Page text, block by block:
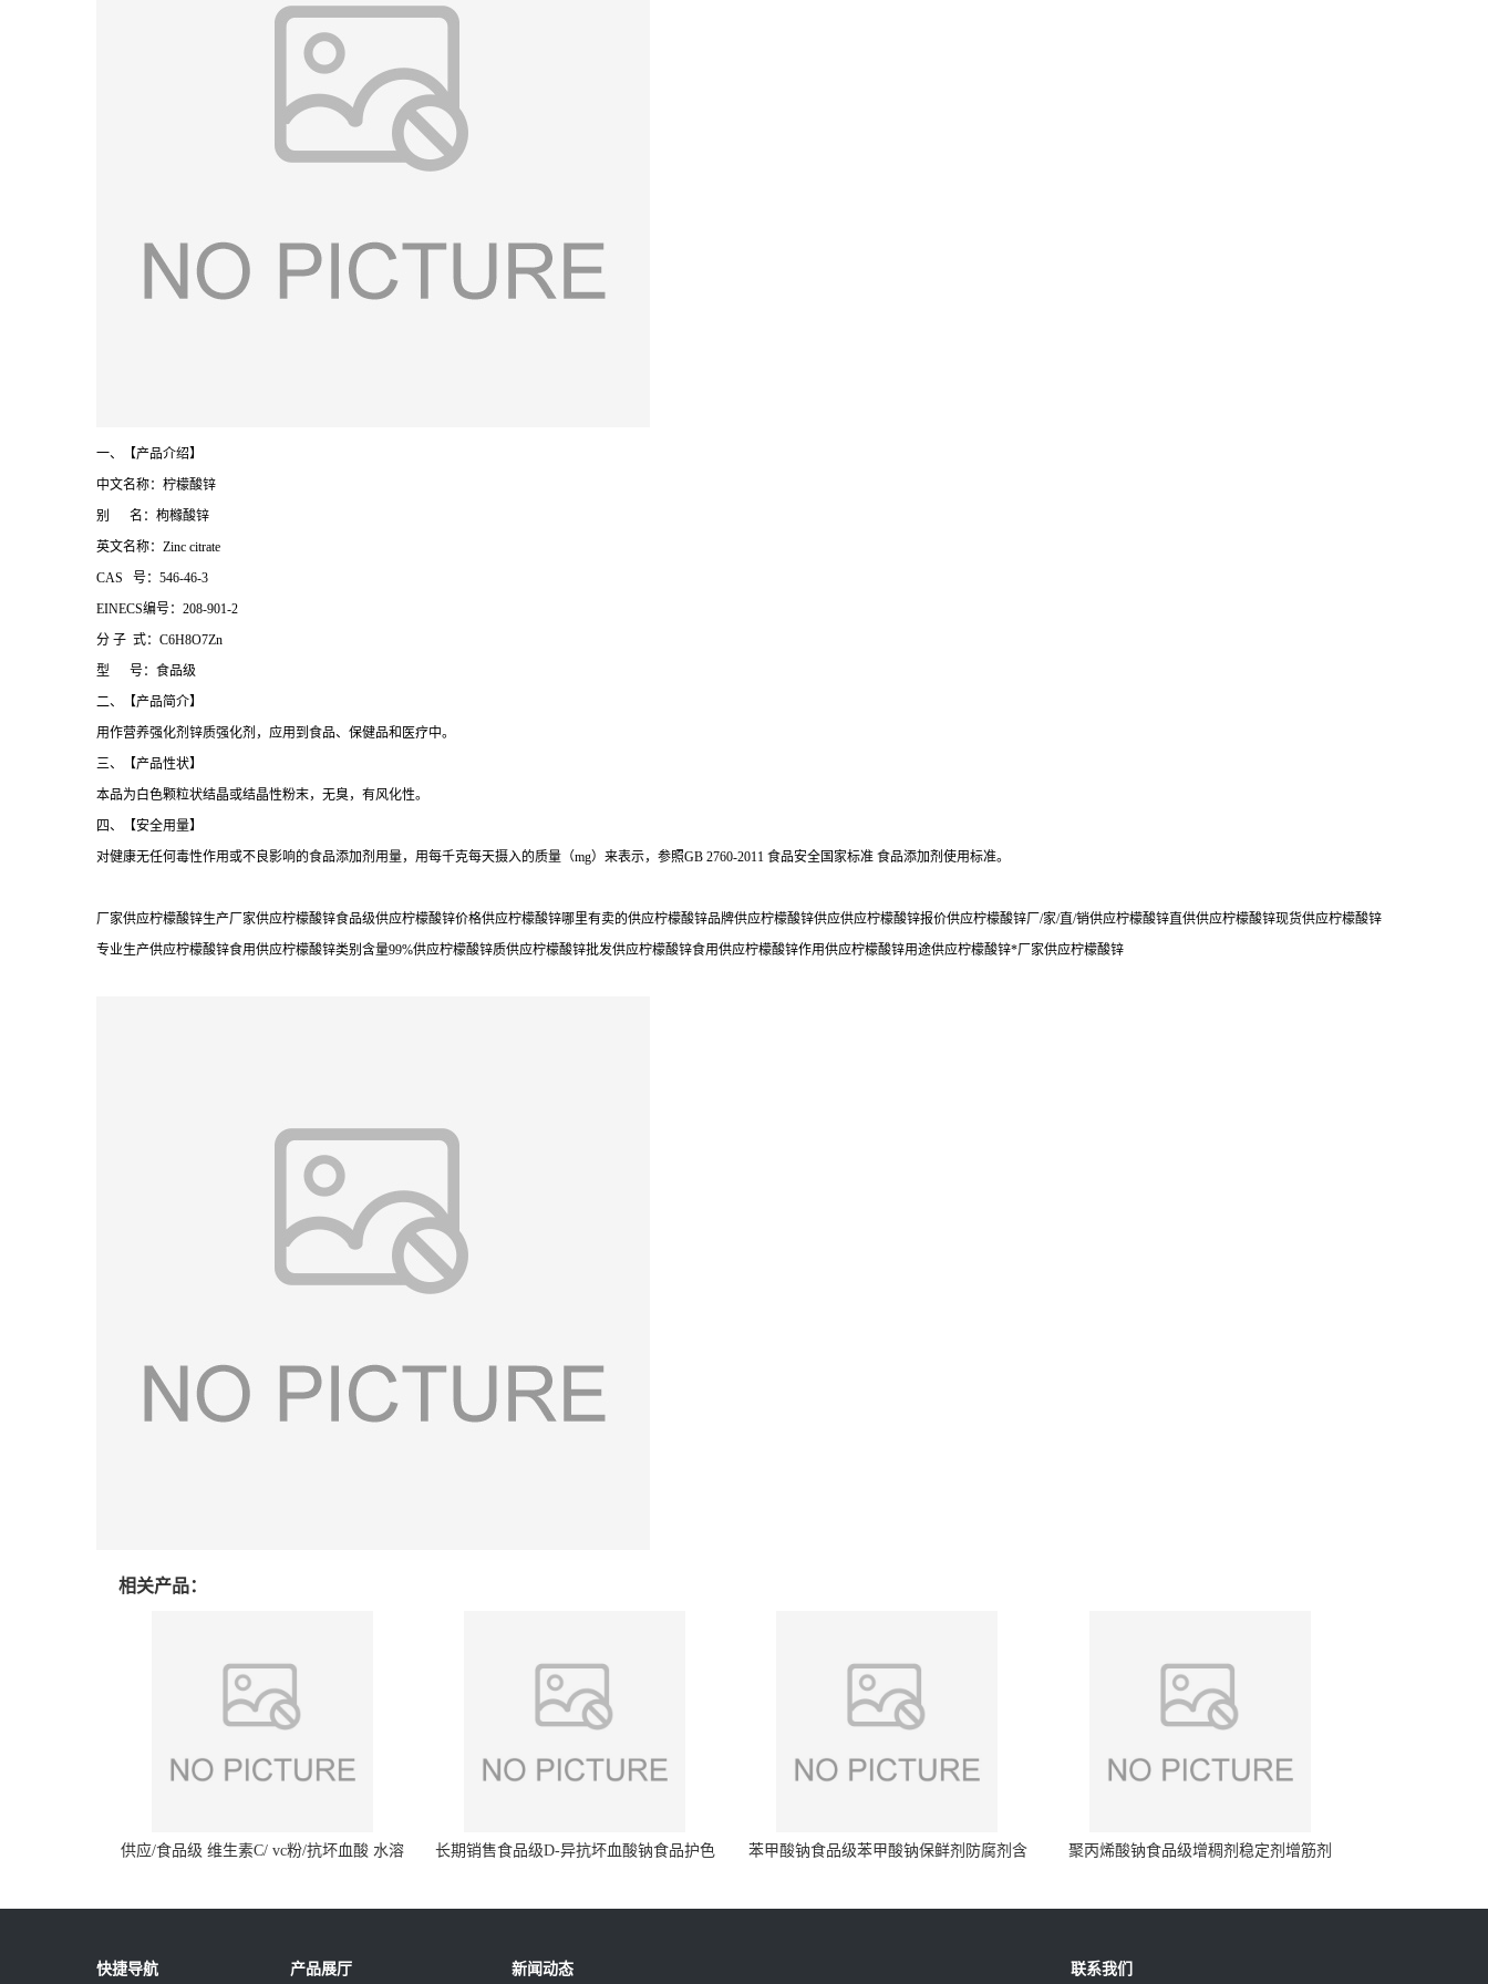
一、【产品介绍】
中文名称：柠檬酸锌
别 名：枸橼酸锌
英文名称：Zinc citrate
CAS 号：546-46-3
EINECS编号：208-901-2
分 子 式：C6H8O7Zn
型 号：食品级
二、【产品简介】
用作营养强化剂锌质强化剂，应用到食品、保健品和医疗中。
三、【产品性状】
本品为白色颗粒状结晶或结晶性粉末，无臭，有风化性。
四、【安全用量】
对健康无任何毒性作用或不良影响的食品添加剂用量，用每千克每天摄入的质量（mg）来表示，参照GB 2760-2011 食品安全国家标准 食品添加剂使用标准。
厂家供应柠檬酸锌生产厂家供应柠檬酸锌食品级供应柠檬酸锌价格供应柠檬酸锌哪里有卖的供应柠檬酸锌品牌供应柠檬酸锌供应供应柠檬酸锌报价供应柠檬酸锌厂/家/直/销供应柠檬酸锌直供供应柠檬酸锌现货供应柠檬酸锌
专业生产供应柠檬酸锌食用供应柠檬酸锌类别含量99%供应柠檬酸锌质供应柠檬酸锌批发供应柠檬酸锌食用供应柠檬酸锌作用供应柠檬酸锌用途供应柠檬酸锌*厂家供应柠檬酸锌
相关产品：
供应/食品级 维生素C/ vc粉/抗坏血酸 水溶
长期销售食品级D-异抗坏血酸钠食品护色
苯甲酸钠食品级苯甲酸钠保鲜剂防腐剂含
聚丙烯酸钠食品级增稠剂稳定剂增筋剂
快捷导航 产品展厅 新闻动态 联系我们